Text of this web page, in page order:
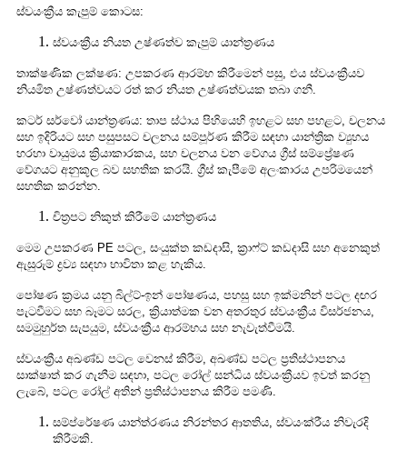
ස්වයංක්‍රීය කැපුම් කොටස:
ස්වයංක්‍රීය නියත උෂ්ණත්ව කැපුම් යාන්ත්‍රණය
තාක්ෂණික ලක්ෂණ: උපකරණ ආරම්භ කිරීමෙන් පසු, එය ස්වයංක්‍රීයව
නියමිත උෂ්ණත්වයට රත් කර නියත උෂ්ණත්වයක තබා ගනී.
කටර් සර්වෝ යාන්ත්‍රණය: තාප ස්ථාය පිහියෙහි ඉහළට සහ පහළට, චලනය
සහ ඉදිරියට සහ පසුපසට චලනය සම්පූර්ණ කිරීම සඳහා යාන්ත්‍රික ව්‍යුහය
හරහා වායුමය ක්‍රියාකාරකය, සහ චලනය වන වේගය ග්‍රීස් සම්ප්‍රේෂණ
වේගයට අනුකූල බව සහතික කරයි. ග්‍රීස් කැපීමේ අලංකාරය උපරිමයෙන්
සහතික කරන්න.
චිත්‍රපට නිකුත් කිරීමේ යාන්ත්‍රණය
මෙම උපකරණ PE පටල, සංයුක්ත කඩදාසි, ක්‍රාෆ්ට් කඩදාසි සහ අනෙකුත්
ඇසුරුම් ද්‍රව්‍ය සඳහා භාවිතා කළ හැකිය.
පෝෂණ ක්‍රමය යනු බිල්ට්-ඉන් පෝෂණය, පහසු සහ ඉක්මනින් පටල දඟර
පැටවීමට සහ බෑමට සරල, ක්‍රියාත්මක වන අතරතුර ස්වයංක්‍රීය විසර්ජනය,
සමමුහුර්ත සැපයුම, ස්වයංක්‍රීය ආරම්භය සහ නැවැත්වීමයි.
ස්වයංක්‍රීය අඛණ්ඩ පටල වෙනස් කිරීම, අඛණ්ඩ පටල ප්‍රතිස්ථාපනය
සාක්ෂාත් කර ගැනීම සඳහා, පටල රෝල් සන්ධිය ස්වයංක්‍රීයව ඉවත් කරනු
ලැබේ, පටල රෝල් අතින් ප්‍රතිස්ථාපනය කිරීම පමණි.
සම්ප්රේෂණ යාන්ත්රණය නිරන්තර ආතතිය, ස්වයංක්රීය නිවැරදි
කිරීමකි.